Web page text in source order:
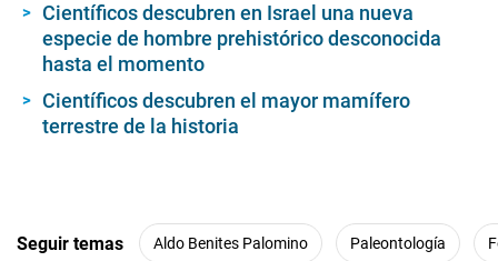
Científicos descubren en Israel una nueva
especie de hombre prehistórico desconocida
hasta el momento
Científicos descubren el mayor mamífero
terrestre de la historia
Seguir temas Aldo Benites Palomino Paleontología